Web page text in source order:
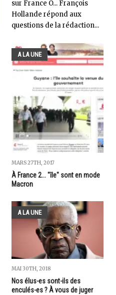
sur France O... François
Hollande répond aux
questions de la rédaction...
A LA UNE
MARS 27TH, 2017
À France 2... "île" sont en mode
Macron
A LA UNE
MAI 30TH, 2018
Nos élus-es sont-ils des
enculés-es ? À vous de juger